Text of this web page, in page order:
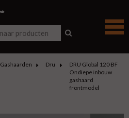
Gashaarden Dru
DRU Global 120 BF
Ondiepe inbouw
gashaard
frontmodel